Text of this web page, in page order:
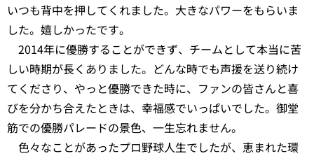
いつも背中を押してくれました。大きなパワーをもらいま
した。嬉しかったです。
2014年に優勝することができず、チームとして本当に苦
しい時期が長くありました。どんな時でも声援を送り続け
てくださり、やっと優勝できた時に、ファンの皆さんと喜
びを分かち合えたときは、幸福感でいっぱいでした。御堂
筋での優勝パレードの景色、一生忘れません。
色々なことがあったプロ野球人生でしたが、恵まれた環